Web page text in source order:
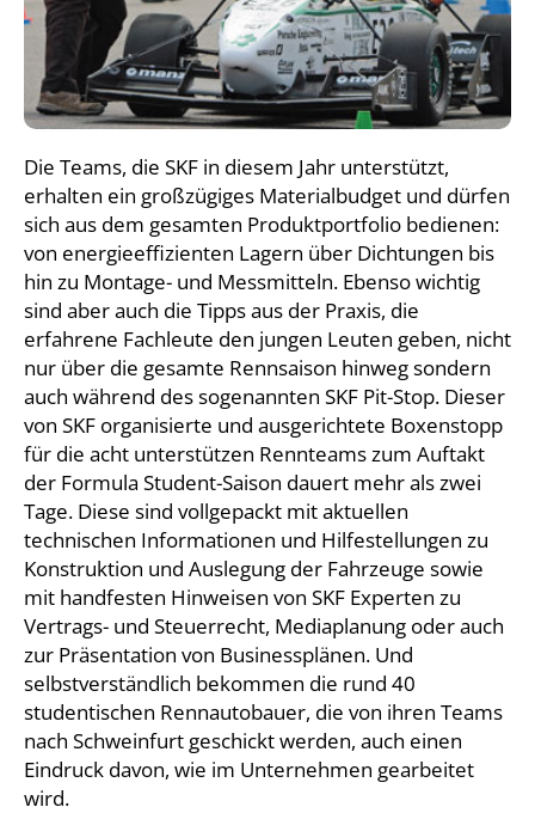
Die Teams, die SKF in diesem Jahr unterstützt,
erhalten ein großzügiges Materialbudget und dürfen
sich aus dem gesamten Produktportfolio bedienen:
von energieeffizienten Lagern über Dichtungen bis
hin zu Montage- und Messmitteln. Ebenso wichtig
sind aber auch die Tipps aus der Praxis, die
erfahrene Fachleute den jungen Leuten geben, nicht
nur über die gesamte Rennsaison hinweg sondern
auch während des sogenannten SKF Pit-Stop. Dieser
von SKF organisierte und ausgerichtete Boxenstopp
für die acht unterstützen Rennteams zum Auftakt
der Formula Student-Saison dauert mehr als zwei
Tage. Diese sind vollgepackt mit aktuellen
technischen Informationen und Hilfestellungen zu
Konstruktion und Auslegung der Fahrzeuge sowie
mit handfesten Hinweisen von SKF Experten zu
Vertrags- und Steuerrecht, Mediaplanung oder auch
zur Präsentation von Businessplänen. Und
selbstverständlich bekommen die rund 40
studentischen Rennautobauer, die von ihren Teams
nach Schweinfurt geschickt werden, auch einen
Eindruck davon, wie im Unternehmen gearbeitet
wird.